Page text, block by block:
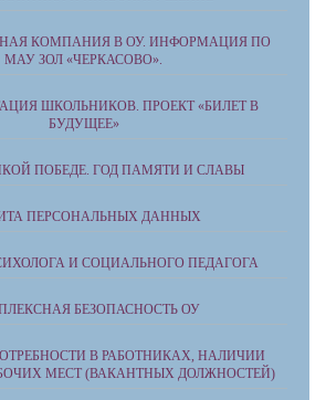
КОМПАНИЯ В ОУ. ИНФОРМАЦИЯ ПО
МАУ ЗОЛ «ЧЕРКАСОВО».
ШКОЛЬНИКОВ. ПРОЕКТ «БИЛЕТ В
БУДУЩЕЕ»
ПОБЕДЕ. ГОД ПАМЯТИ И СЛАВЫ
ПЕРСОНАЛЬНЫХ ДАННЫХ
И СОЦИАЛЬНОГО ПЕДАГОГА
БЕЗОПАСНОСТЬ ОУ
В РАБОТНИКАХ, НАЛИЧИИ
МЕСТ (ВАКАНТНЫХ ДОЛЖНОСТЕЙ)